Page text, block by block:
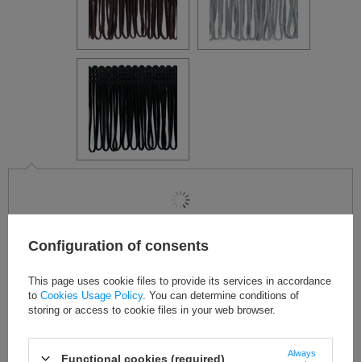
ДОСТУПНОСТЬ: Продукт недоступен - доставка в ближайшее время
Сообщить мне о наличии товара
НАША ЦЕНА: 31,13 €
Configuration of consents
This page uses cookie files to provide its services in accordance
to Cookies Usage Policy. You can determine conditions of
storing or access to cookie files in your web browser.
Functional cookies (required)
Always